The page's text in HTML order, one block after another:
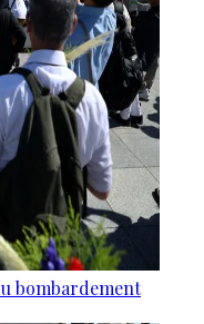
bombardement